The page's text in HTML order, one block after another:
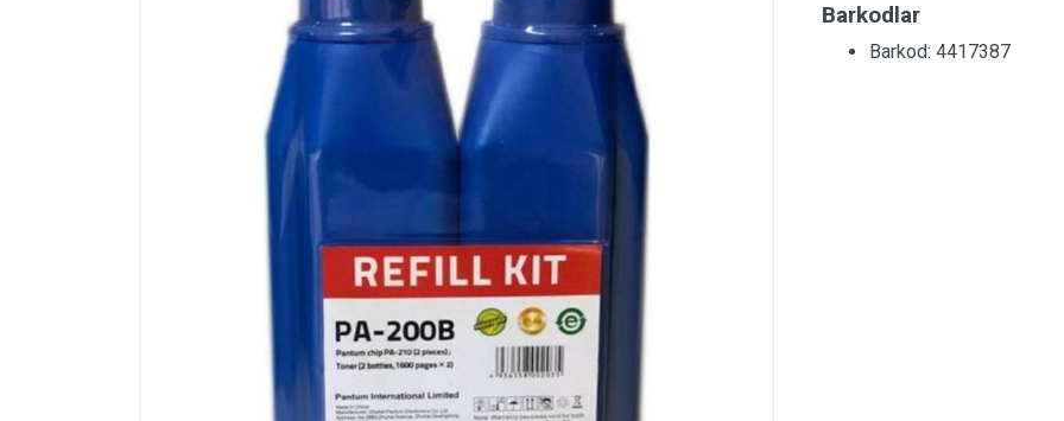
Barkodlar
Barkod: 4417387